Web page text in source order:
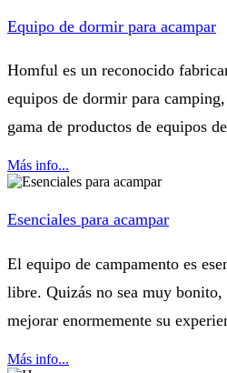
Equipo de dormir para acampar
Homful es un reconocido
equipos de dormir para
gama de productos de equipos
servicios OEM/ODM a precios
equipos para dormir incluye
Más info...
Esenciales para acampar
El equipo de campamento es
libre. Quizás no sea muy
mejorar enormemente su
Algunas cajas de aislamiento
Más info...